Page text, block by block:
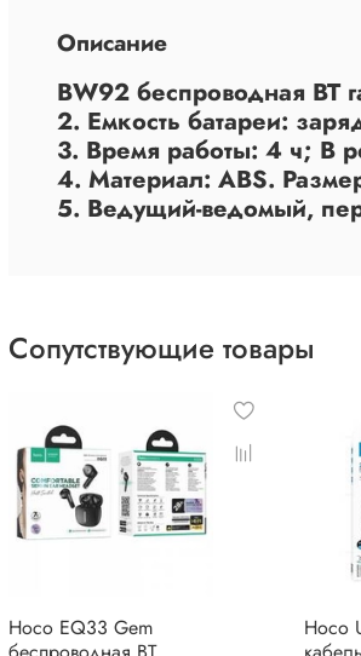
Описание
BW92 беспроводная BT
2. Емкость батареи:
3. Время работы: 4 ч; В
4. Материал: ABS.
5. Ведущий-ведомый,
Сопутствующие товары
Hoco EQ33 Gem
Hoco